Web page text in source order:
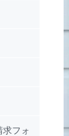
求フォ